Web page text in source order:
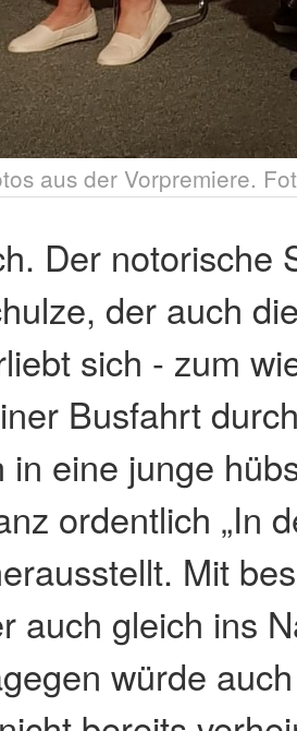
aus der Vorpremiere.
Der notorische
der auch
sich - zum
Busfahrt
in eine junge
ordentlich „In
Mit
auch gleich ins
würde